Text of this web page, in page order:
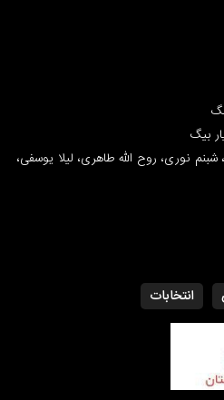
بیگ
نوری، روح الله طاهری، لیلا یوسفی،
انتخابات